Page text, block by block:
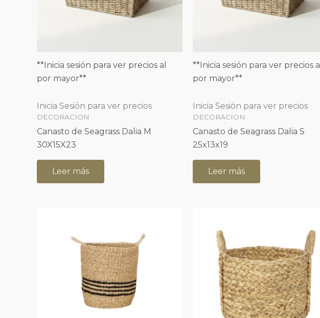
**Inicia sesión para ver precios al
por mayor**
Inicia Sesión para ver precios
DECORACION
Canasto de Seagrass Dalia M
30X15X23
Leer más
**Inicia sesión para ver precios al
por mayor**
Inicia Sesión para ver precios
DECORACION
Canasto de Seagrass Dalia S
25x13x19
Leer más